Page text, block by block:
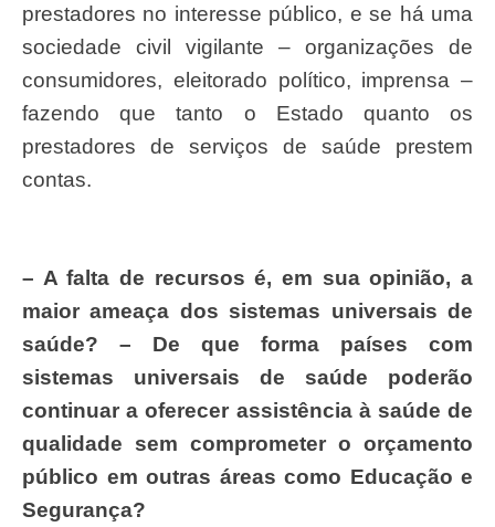
prestadores no interesse público, e se há uma
sociedade civil vigilante – organizações de
consumidores, eleitorado político, imprensa –
fazendo que tanto o Estado quanto os
prestadores de serviços de saúde prestem
contas.
– A falta de recursosé, em sua opinião, a
maior ameaça dos sistemas universais de
saúde? – De que forma países com
sistemas universais de saúde poderão
continuar a oferecer assistência àsaúde de
qualidade sem comprometer o orçamento
pú blico em outras áreas como Educação e
Segurança?